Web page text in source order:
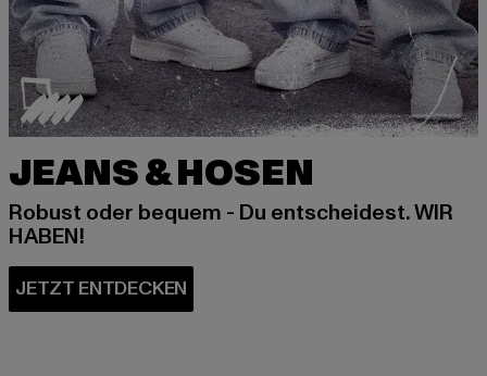
JEANS & HOSEN
Robust oder bequem - Du entscheidest. WIR
HABEN!